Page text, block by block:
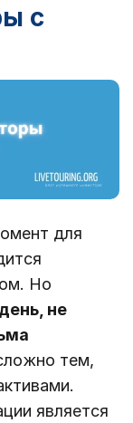
с
для
Но
не
тем,
является